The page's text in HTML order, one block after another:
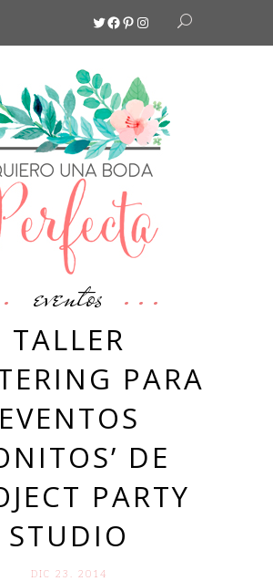
Twitter
Facebook
Pinterest
Instagram
eventos
TALLER
PARA
EVENTOS
DE
PARTY
STUDIO
DIC 23. 2014